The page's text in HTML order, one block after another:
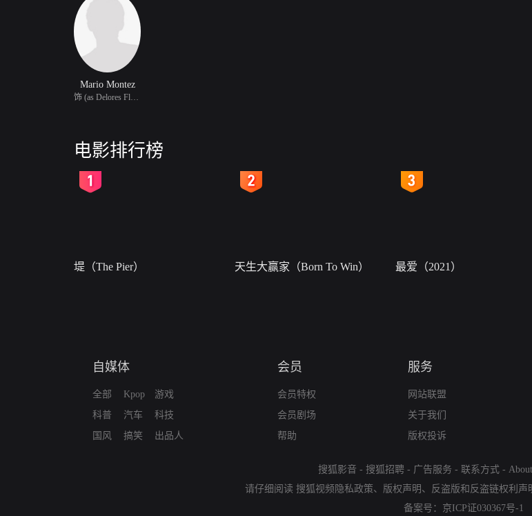
Mario Montez
电影排行榜
堤（The Pier） 天生大赢家（Born To Win） 最爱（2021）
自媒体
全部
科普
国风
Kpop
汽车
搞笑
游戏
科技
出品人
会员
会员特权
会员剧场
帮助
服务
网站联盟
关于我们
版权投诉
搜狐影音 - 搜狐招聘 - 广告服务 - 联系方式 -
请仔细阅读 搜狐视频隐私政策、 版权声明 、 反盗版和反盗链权利声
备案号： 京ICP证030367号-1